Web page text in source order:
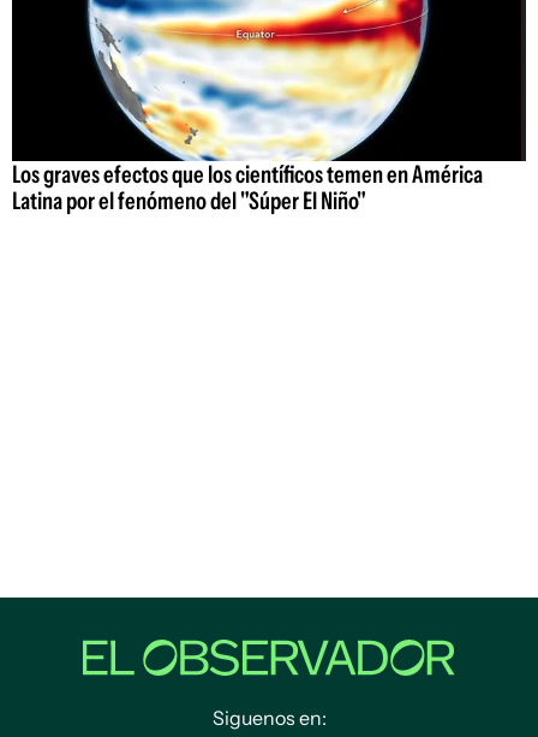
Los graves efectos que los científicos temen en América
Latina por el fenómeno del "Súper El Niño"
Siguenos en: